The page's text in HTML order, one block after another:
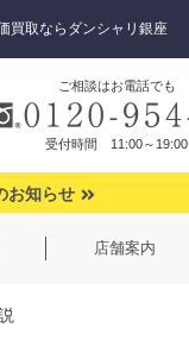
買取ならダンシャリ銀座
ご相談はお電話でも
受付時間 11:00～19:00
お知らせ
店舗案内